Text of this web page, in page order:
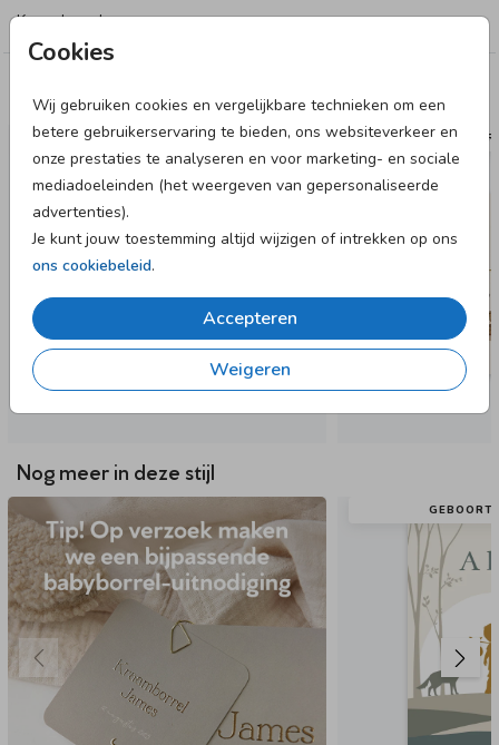
Cookies
Wij gebruiken cookies en vergelijkbare technieken om een
betere gebruikerservaring te bieden, ons websiteverkeer en
onze prestaties te analyseren en voor marketing- en sociale
mediadoeleinden (het weergeven van gepersonaliseerde
advertenties).
Je kunt jouw toestemming altijd wijzigen of intrekken op ons
ons cookiebeleid.
Accepteren
Weigeren
Kraamborrel
Deze designs vind je misschien ook leuk
KRAAMBORRELKAART
Nog meer in deze stijl